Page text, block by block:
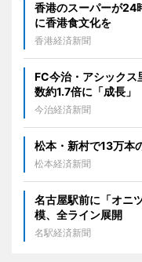
香港のスーパーが
に香港食文化を
香港経済新聞
FC今治・アシック
数約1.7倍に「成長」
今治経済新聞
松本・新村で13万
松本経済新聞
名古屋駅前に「オニ
模、全ライン展開
名駅経済新聞